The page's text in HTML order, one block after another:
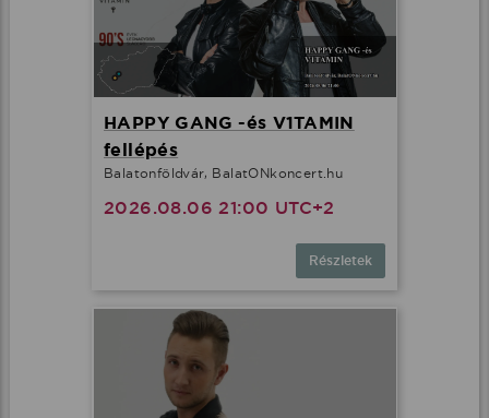
HAPPY GANG -és V1TAMIN
fellépés
Balatonföldvár, BalatONkoncert.hu
2026.08.06 21:00 UTC+2
Részletek